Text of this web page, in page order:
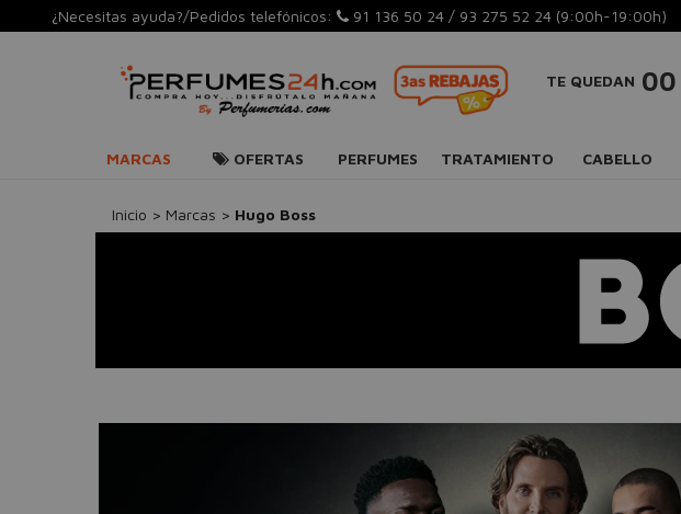
¿Necesitas ayuda?/Pedidos telefónicos: 91 136 50 24 / 93 275 52 24 (9:00h-19:00h)
TE QUEDAN 00
MARCAS OFERTAS PERFUMES TRATAMIENTO CABELLO
Inicio > Marcas > Hugo Boss